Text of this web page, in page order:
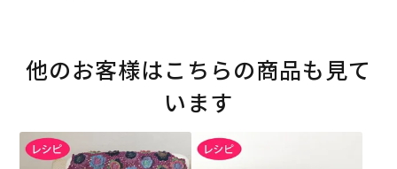
他のお客様はこちらの商品も見て
います